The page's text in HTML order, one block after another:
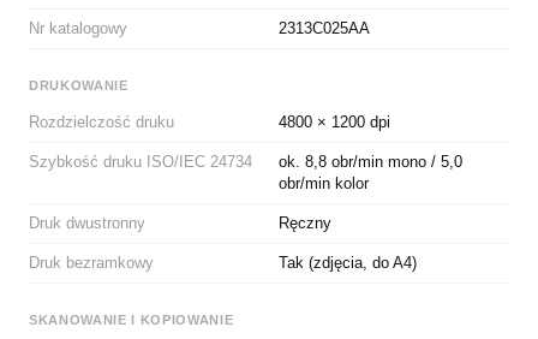
Nr katalogowy 2313C025AA
DRUKOWANIE
Rozdzielczość druku 4800 × 1200 dpi
Szybkość druku ISO/IEC 24734
ok. 8,8 obr/min mono / 5,0
obr/min kolor
Druk dwustronny Ręczny
Druk bezramkowy Tak (zdjęcia, do A4)
SKANOWANIE I KOPIOWANIE